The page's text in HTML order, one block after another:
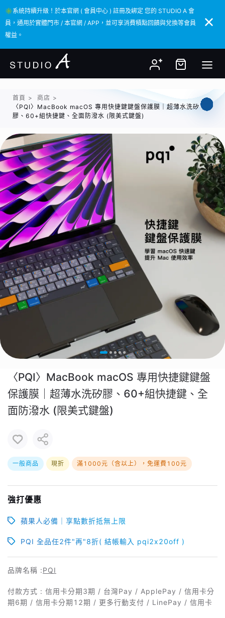
✳️系統持續升級！於本官網 ( 會員中心 ) 註冊及綁定 您的 STUDIO A 會
員，通用於實體門市 / 本官網 / APP，並可享消費積點回饋與兌換等會員
權益。
✳️系統持續升級！於本官網 ( 會員中心 ) 註冊及綁定 您的 STUDIO A 會
員，通用於實體門市 / 本官網 / APP，並可享消費積點回饋與兌換等會員
權益。
首頁 > 商店 >
〈PQI〉MacBook macOS 專用快捷鍵鍵盤保護膜｜超薄水洗矽
膠、60+組快捷鍵、全面防潑水 (限美式鍵盤)
〈PQI〉MacBook macOS 專用快捷鍵鍵盤
保護膜｜超薄水洗矽膠、60+組快捷鍵、全
面防潑水 (限美式鍵盤)
一般商品 現折 滿1000元（含以上），免運費100元
強打優惠
蘋果人必備｜享點數折抵無上限
PQI 全品任2件"再"8折( 結帳輸入 pqi2x20off )
品牌名稱 :PQI
付款方式 : 信用卡分期3期 / 台灣Pay / ApplePay / 信用卡分
期6期 / 信用卡分期12期 / 更多行動支付 / LinePay / 信用卡